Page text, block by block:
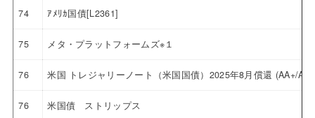
74 ｱﾒﾘｶ国債[L2361]
75 メタ・プラットフォームズ※１
76 米国 トレジャリーノート（米国国債）2025年8月償還 (AA+/
76 米国債 ストリップス